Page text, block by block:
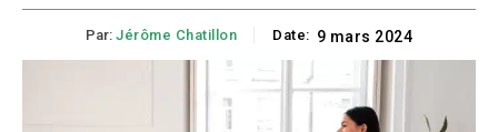
Par: Jérôme Chatillon Date: 9 mars 2024